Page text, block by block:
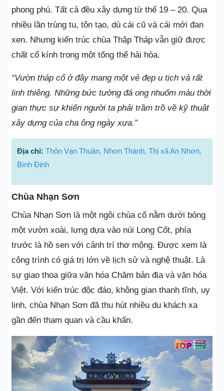
phong phú. Tất cả đều xây dựng từ thế 19 – 20. Qua
nhiều lần trùng tu, tôn tạo, dù cái cũ và cái mới đan
xen. Nhưng kiến trúc chùa Thập Tháp vẫn giữ được
chất cổ kính trong một tổng thể hài hòa.
“Vườn tháp cổ ở đây mang một vẻ đẹp u tịch và rất
linh thiêng. Những bức tường đá ong nhuốm màu thời
gian thực sự khiến người ta phải trầm trồ về kỹ thuật
xây dựng của cha ông ngày xưa.”
Địa chỉ: Thôn Vạn Thuận, Nhơn Thành, Thị xã An Nhơn,
Bình Định
Chùa Nhạn Sơn
Chùa Nhạn Sơn là một ngôi chùa cổ nằm dưới bóng
một vườn xoài, lưng dựa vào núi Long Cốt, phía
trước là hồ sen với cảnh trí thơ mộng. Được xem là
công trình có giá trị lớn về lịch sử và nghệ thuật. Là
sự giao thoa giữa văn hóa Chăm bản địa và văn hóa
Việt. Với kiến trúc độc đáo, không gian thanh tĩnh, uy
linh, chùa Nhạn Sơn đã thu hút nhiều du khách xa
gần đến tham quan và cầu khấn.